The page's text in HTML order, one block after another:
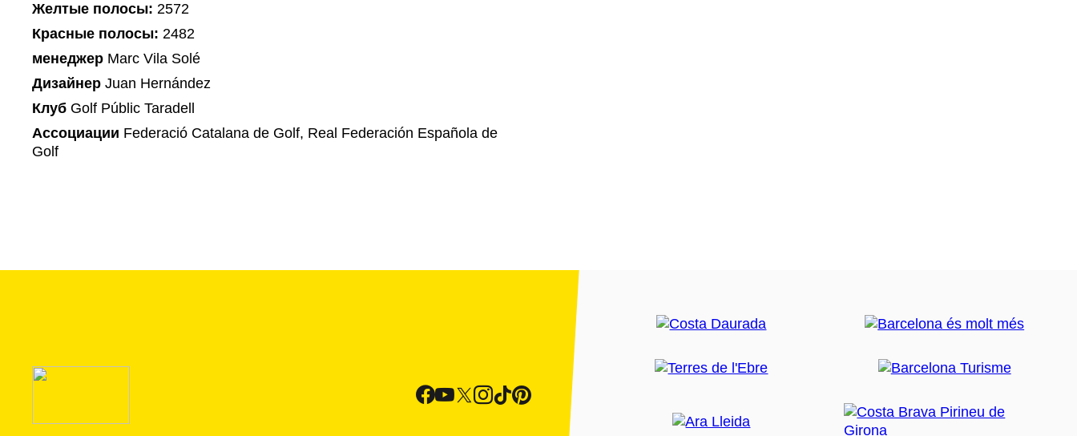
Желтые полосы: 2572
Красные полосы: 2482
менеджер Marc Vila Solé
Дизайнер Juan Hernández
Клуб Golf Públic Taradell
Ассоциации Federació Catalana de Golf, Real Federación Española de
Golf